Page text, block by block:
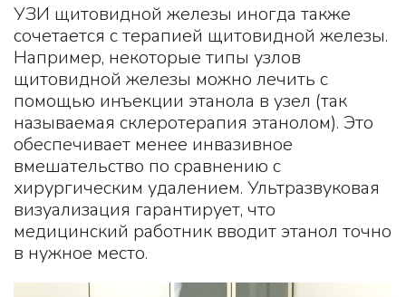
УЗИ щитовидной железы иногда также
сочетается с терапией щитовидной железы.
Например, некоторые типы узлов
щитовидной железы можно лечить с
помощью инъекции этанола в узел (так
называемая склеротерапия этанолом). Это
обеспечивает менее инвазивное
вмешательство по сравнению с
хирургическим удалением. Ультразвуковая
визуализация гарантирует, что
медицинский работник вводит этанол точно
в нужное место.